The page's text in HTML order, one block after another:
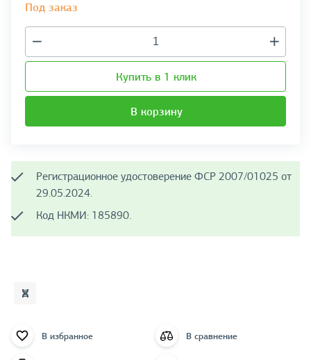
Под заказ
Купить в 1 клик
В корзину
Регистрационное удостоверение ФСР 2007/01025 от
29.05.2024.
Код НКМИ: 185890.
В избранное В сравнение